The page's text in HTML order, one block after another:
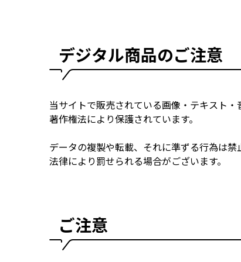
デジタル商品のご注意
当サイトで販売されている画像・テキスト・
著作権法により保護されています。
データの複製や転載、それに準ずる行為は禁
法律により罰せられる場合がございます。
ご注意